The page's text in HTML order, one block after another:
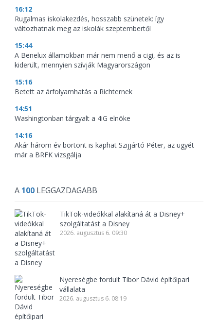
16:12
Rugalmas iskolakezdés, hosszabb szünetek: így
változhatnak meg az iskolák szeptembertől
15:44
A Benelux államokban már nem menő a cigi, és az is
kiderült, mennyien szívják Magyarországon
15:16
Betett az árfolyamhatás a Richternek
14:51
Washingtonban tárgyalt a 4iG elnöke
14:16
Akár három év börtönt is kaphat Szijjártó Péter, az ügyét
már a BRFK vizsgálja
A 100 LEGGAZDAGABB
TikTok-videókkal alakítaná át a Disney+
szolgáltatást a Disney
2026. augusztus 6. 09:30
Nyereségbe fordult Tibor Dávid építőipari
vállalata
2026. augusztus 6. 08:19